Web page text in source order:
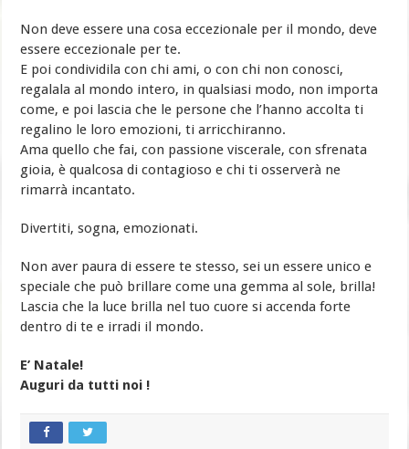
Non deve essere una cosa eccezionale per il mondo, deve
essere eccezionale per te.
E poi condividila con chi ami, o con chi non conosci,
regalala al mondo intero, in qualsiasi modo, non importa
come, e poi lascia che le persone che l’hanno accolta ti
regalino le loro emozioni, ti arricchiranno.
Ama quello che fai, con passione viscerale, con sfrenata
gioia, è qualcosa di contagioso e chi ti osserverà ne
rimarrà incantato.
Divertiti, sogna, emozionati.
Non aver paura di essere te stesso, sei un essere unico e
speciale che può brillare come una gemma al sole, brilla!
Lascia che la luce brilla nel tuo cuore si accenda forte
dentro di te e irradi il mondo.
E’ Natale!
Auguri da tutti noi !